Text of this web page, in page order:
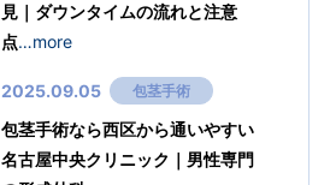
見｜ダウンタイムの流れと注意
点…more
2025.09.05 包茎手術
包茎手術なら西区から通いやすい
名古屋中央クリニック｜男性専門